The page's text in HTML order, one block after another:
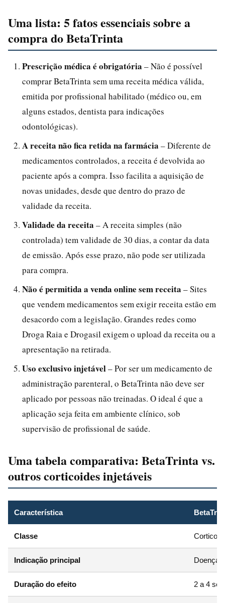
Uma lista: 5 fatos essenciais sobre a
compra do BetaTrinta
Prescrição médica é obrigatória – Não é possível
comprar BetaTrinta sem uma receita médica válida,
emitida por profissional habilitado (médico ou, em
alguns estados, dentista para indicações
odontológicas).
A receita não fica retida na farmácia – Diferente de
medicamentos controlados, a receita é devolvida ao
paciente após a compra. Isso facilita a aquisição de
novas unidades, desde que dentro do prazo de
validade da receita.
Validade da receita – A receita simples (não
controlada) tem validade de 30 dias, a contar da data
de emissão. Após esse prazo, não pode ser utilizada
para compra.
Não é permitida a venda online sem receita – Sites
que vendem medicamentos sem exigir receita estão em
desacordo com a legislação. Grandes redes como
Droga Raia e Drogasil exigem o upload da receita ou a
apresentação na retirada.
Uso exclusivo injetável– Por ser um medicamento de
administração parenteral, o BetaTrinta não deve ser
aplicado por pessoas não treinadas. O ideal é que a
aplicação seja feita em ambiente clínico, sob
supervisão de profissional de saúde.
Uma tabela comparativa: BetaTrinta vs.
outros corticoides injetáveis
Característica
Classe
Indicação principal
Duração do efeito 2 a 4